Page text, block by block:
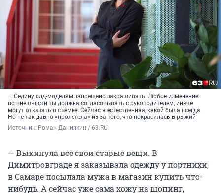
— Седину олд-моделям запрещено закрашивать. Любое изменение
во внешности ты должна согласовывать с руководителем, иначе
могут отказать в съемке. Сейчас я естественная, какой была всегда.
Но не так давно «пролетела» из-за того, что покрасилась в рыжий
Источник: Роман Данилкин / 63.RU
— Выкинула все свои старые вещи. В
Димитровграде я заказывала одежду у портнихи,
в Самаре посылала мужа в магазин купить что-
нибудь. А сейчас уже сама хожу на шопинг,